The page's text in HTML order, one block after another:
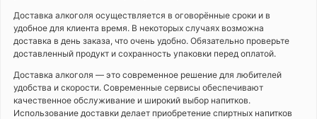
Доставка алкоголя осуществляется в оговорённые сроки и в
удобное для клиента время. В некоторых случаях возможна
доставка в день заказа, что очень удобно. Обязательно проверьте
доставленный продукт и сохранность упаковки перед оплатой.
Доставка алкоголя — это современное решение для любителей
удобства и скорости. Современные сервисы обеспечивают
качественное обслуживание и широкий выбор напитков.
Использование доставки делает приобретение спиртных напитков